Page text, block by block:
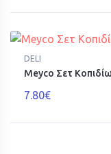
DELI
Meyco Σετ
7.80€